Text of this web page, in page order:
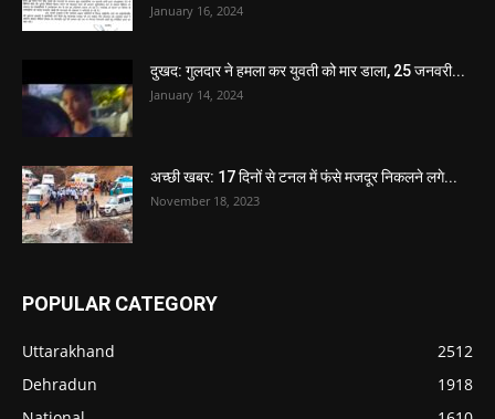
January 16, 2024
दुखद: गुलदार ने हमला कर युवती को मार डाला, 25 जनवरी...
January 14, 2024
अच्छी खबर: 17 दिनों से टनल में फंसे मजदूर निकलने लगे...
November 18, 2023
POPULAR CATEGORY
Uttarakhand
2512
Dehradun
1918